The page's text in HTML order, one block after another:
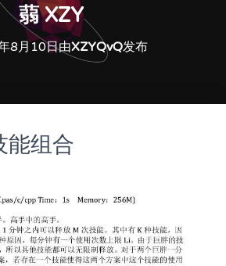
蒻 XZY
8月10日由XZYQvQ发布
能组合